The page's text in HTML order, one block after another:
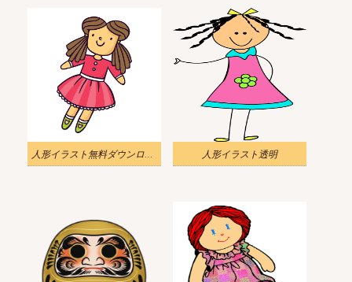
人形イラスト無料ダウンロード 3 人形イラスト透明